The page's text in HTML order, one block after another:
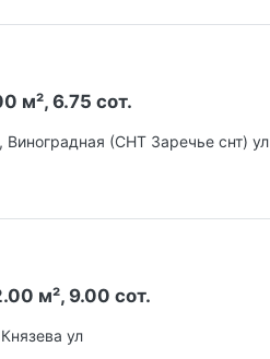
м², 6.75 сот.
Виноградная (СНТ Заречье снт) ул
м², 9.00 сот.
ул